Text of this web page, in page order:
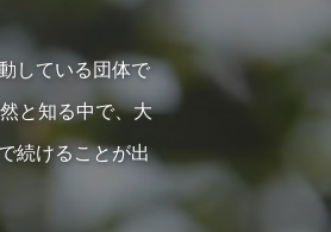
している団体で
と知る中で、大
続けることが出